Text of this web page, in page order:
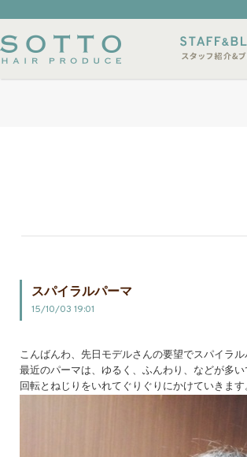
ルサンプル 店休日
スパイラルパーマ
15/10/03 19:01
こんばんわ、先日モデルさんの要望でスパイラ
最近のパーマは、ゆるく、ふんわり、などが多
回転とねじりをいれてぐりぐりにかけていきます